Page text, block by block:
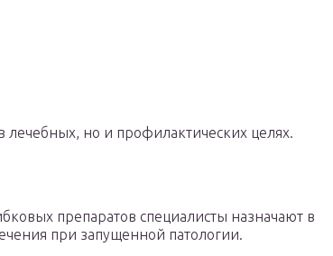
лечебных, но и профилактических целях.
препаратов специалисты назначают в
при запущенной патологии.